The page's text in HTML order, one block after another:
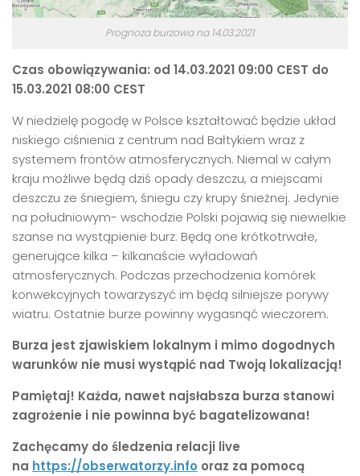
Prognoza burzowa na 14.03.2021
Czas obowiązywania: od 14.03.2021 09:00 CEST do
15.03.2021 08:00 CEST
W niedzielę pogodę w Polsce kształtować będzie układ
niskiego ciśnienia z centrum nad Bałtykiem wraz z
systemem frontów atmosferycznych. Niemal w całym
kraju możliwe będą dziś opady deszczu, a miejscami
deszczu ze śniegiem, śniegu czy krupy śnieżnej. Jedynie
na południowym- wschodzie Polski pojawią się niewielkie
szanse na wystąpienie burz. Będą one krótkotrwałe,
generujące kilka – kilkanaście wyładowań
atmosferycznych. Podczas przechodzenia komórek
konwekcyjnych towarzyszyć im będą silniejsze porywy
wiatru. Ostatnie burze powinny wygasnąć wieczorem.
Burza jest zjawiskiem lokalnym i mimo dogodnych
warunków nie musi wystąpić nad Twoją lokalizacją!
Pamiętaj! Każda, nawet najsłabsza burza stanowi
zagrożenie i nie powinna być bagatelizowana!
Zachęcamy do śledzenia relacji live
na https://obserwatorzy.info oraz za pomocą